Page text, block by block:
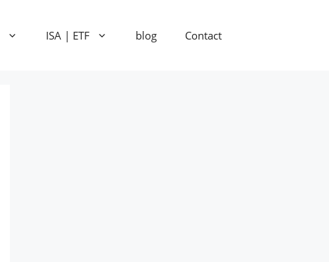
ISA | ETF blog Contact